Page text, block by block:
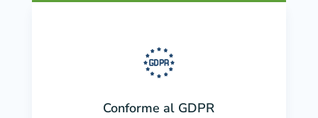
Conforme al GDPR